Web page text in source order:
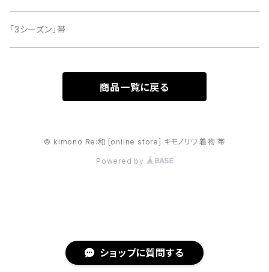
ショップに質問する
「3シーズン」帯
商品一覧に戻る
© kimono Re:和 [online store] キモノリワ 着物 帯
Powered by